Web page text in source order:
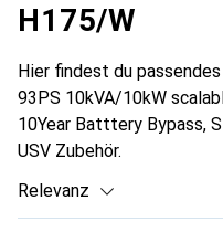
H175/W
Hier findest du
93PS 10kVA/10kW
10Year Batttery Bypass,
USV Zubehör.
Relevanz